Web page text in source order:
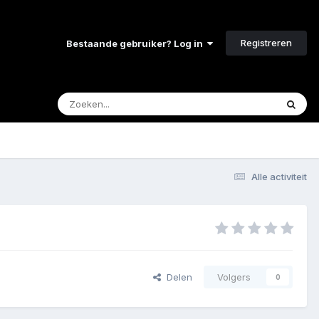
Bestaande gebruiker? Log in Registreren
Alle activiteit
Delen Volgers 0